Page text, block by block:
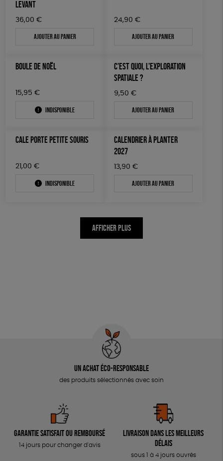
LEVANT
36,00 €
Ajouter au panier
24,90 €
Ajouter au panier
BOULE DE NOËL
15,95 €
Indisponible
C’EST QUOI, L’EXPLORATION
SPATIALE ?
9,50 €
Ajouter au panier
CALE PORTE PETITE SOURIS
21,00 €
Indisponible
CALENDRIER À PLANTER
2027
13,90 €
Ajouter au panier
AFFICHER PLUS
Un achat éco-responsable
des produits sélectionnés avec soin
Garantie satisfait ou remboursé
14 jours pour changer d'avis
Livraison dans les meilleurs
délais
sous 1 à 4 jours ouvrés